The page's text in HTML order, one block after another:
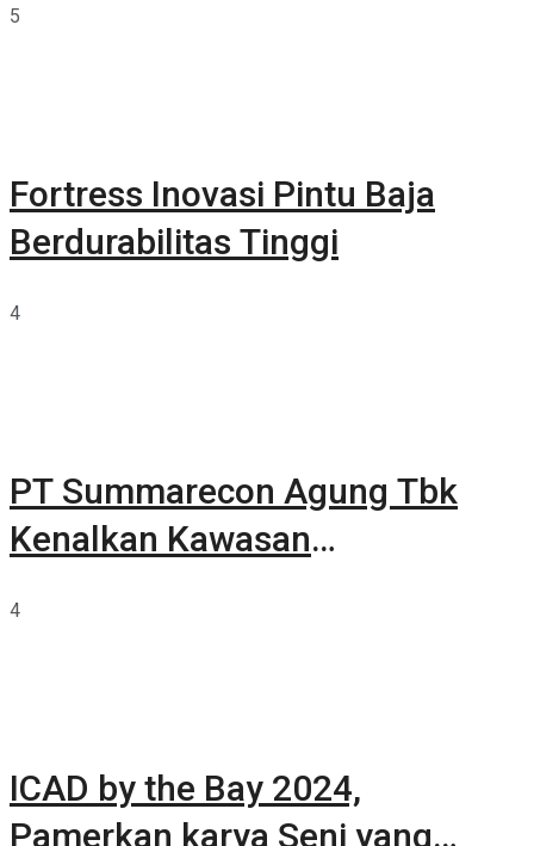
5
Fortress Inovasi Pintu Baja
Berdurabilitas Tinggi
4
PT Summarecon Agung Tbk
Kenalkan Kawasan
4
ICAD by the Bay 2024,
Pamerkan karya Seni yang